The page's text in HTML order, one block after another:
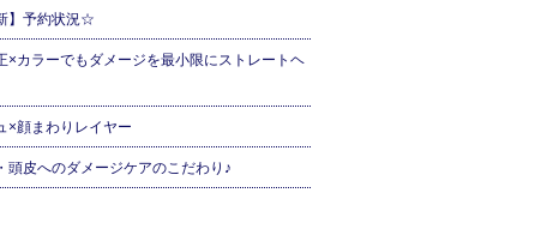
】予約状況☆
×カラーでもダメージを最小限にストレートヘ
×顔まわりレイヤー
頭皮へのダメージケアのこだわり♪